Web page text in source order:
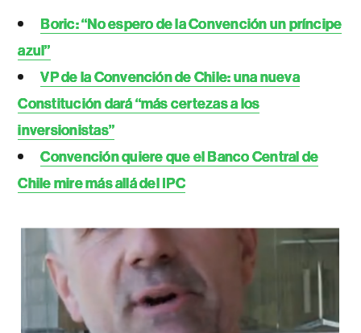
Boric: “No espero de la Convención un príncipe
azul”
VP de la Convención de Chile: una nueva
Constitución dará “más certezas a los
inversionistas”
Convención quiere que el Banco Central de
Chile mire más allá del IPC